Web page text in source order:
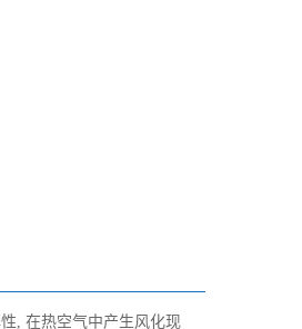
, 在热空气中产生风化现